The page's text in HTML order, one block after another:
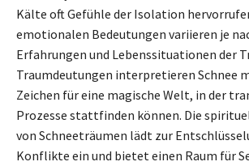
Kälte oft Gefühle der Isolation
emotionalen Bedeutungen variieren je
Erfahrungen und Lebenssituationen der
Traumdeutungen interpretieren Schnee
Zeichen für eine magische Welt, in der
Prozesse stattfinden können. Die
von Schneeträumen lädt zur
Konflikte ein und bietet einen Raum für